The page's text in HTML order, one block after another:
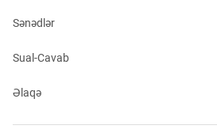
Sənədlər
Sual-Cavab
Əlaqə